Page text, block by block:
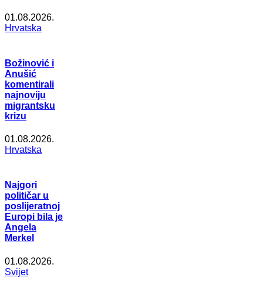
01.08.2026.
Hrvatska
Božinović i
Anušić
komentirali
najnoviju
migrantsku
krizu
01.08.2026.
Hrvatska
Najgori
političar u
poslijeratnoj
Europi bila je
Angela
Merkel
01.08.2026.
Svijet